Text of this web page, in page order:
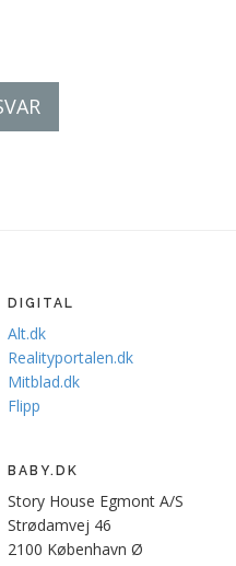
DIGITAL
Alt.dk
Realityportalen.dk
Mitblad.dk
Flipp
BABY.DK
Story House Egmont A/S
Strødamvej 46
2100 København Ø